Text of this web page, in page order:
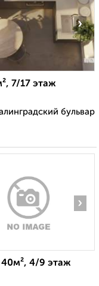
›
7/17 этаж
бульвар
›
40м², 4/9 этаж